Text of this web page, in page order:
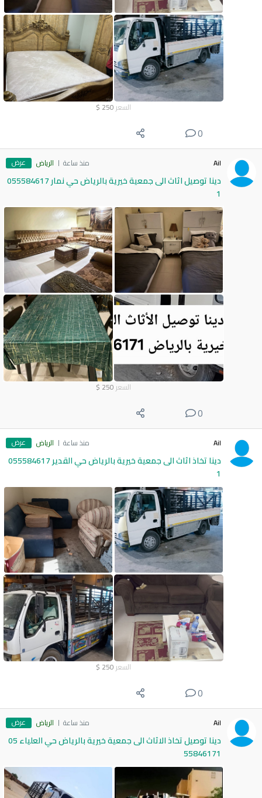
السعر 250
$
0
Ail منذ ساعة الرياض عرض
دينا توصيل اثاث الى جمعية خيرية بالرياض حي نمار 055584617
1
السعر 250
$
0
Ail منذ ساعة الرياض عرض
دينا تخاذ اثاث الى جمعية خيرية بالرياض حي القدير 055584617
1
السعر 250
$
0
Ail منذ ساعة الرياض عرض
دينا توصيل تخاذ الاثاث الى جمعية خيرية بالرياض حي العلياء 05
55846171